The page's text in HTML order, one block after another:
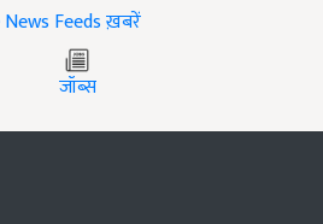
ख़बरें
जॉब्स